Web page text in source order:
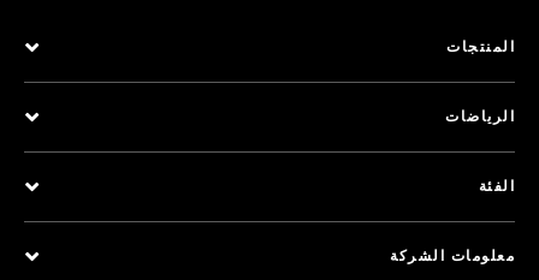
المنتجات
الرياضات
الفئة
معلومات الشركة